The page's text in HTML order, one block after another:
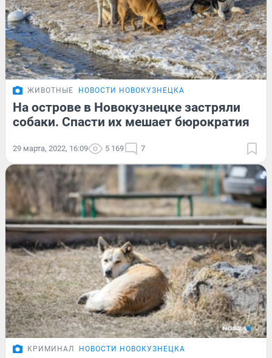
ЖИВОТНЫЕ НОВОСТИ НОВОКУЗНЕЦКА
На острове в Новокузнецке застряли
собаки. Спасти их мешает бюрократия
29 марта, 2022, 16:09 5 169 7
КРИМИНАЛ НОВОСТИ НОВОКУЗНЕЦКА